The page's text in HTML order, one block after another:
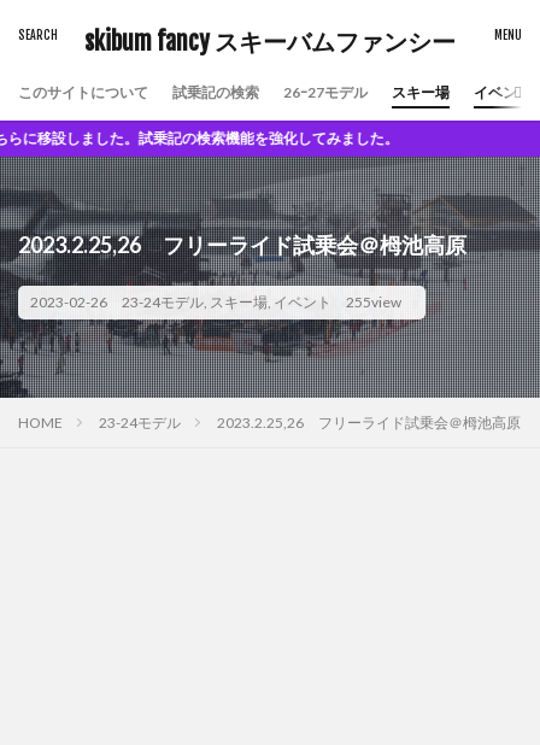
skibum fancy スキーバムファンシー
このサイトについて 試乗記の検索 26ｰ27モデル スキー場 イベント
の検索機能を強化してみました。
2023.2.25,26 フリーライド試乗会＠栂池高原
2023-02-26 23-24モデル, スキー場, イベント 255view
HOME 23-24モデル 2023.2.25,26 フリーライド試乗会＠栂池高原